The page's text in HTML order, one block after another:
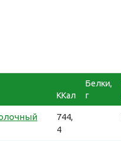
ККал
Белки,
г
744,
4